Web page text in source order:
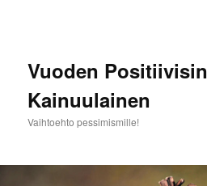
Vuoden Positiivisin
Kainuulainen
Vaihtoehto pessimismille!